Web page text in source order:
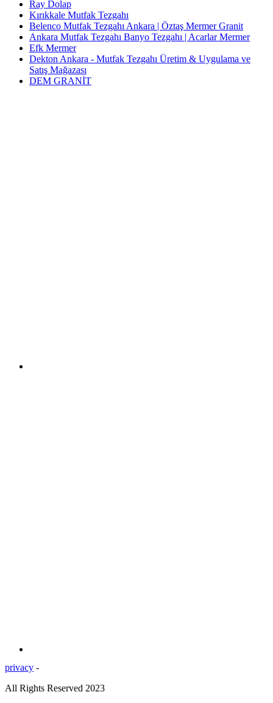
Ray Dolap
Kırıkkale Mutfak Tezgahı
Belenco Mutfak Tezgahı Ankara | Öztaş Mermer Granit
Ankara Mutfak Tezgahı Banyo Tezgahı | Acarlar Mermer
Efk Mermer
Dekton Ankara - Mutfak Tezgahı Üretim & Uygulama ve
Satış Mağazası
DEM GRANİT
privacy -
All Rights Reserved 2023